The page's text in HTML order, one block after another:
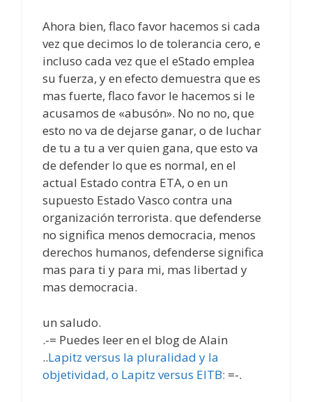
Ahora bien, flaco favor hacemos si cada
vez que decimos lo de tolerancia cero, e
incluso cada vez que el eStado emplea
su fuerza, y en efecto demuestra que es
mas fuerte, flaco favor le hacemos si le
acusamos de «abusón». No no no, que
esto no va de dejarse ganar, o de luchar
de tu a tu a ver quien gana, que esto va
de defender lo que es normal, en el
actual Estado contra ETA, o en un
supuesto Estado Vasco contra una
organización terrorista. que defenderse
no significa menos democracia, menos
derechos humanos, defenderse significa
mas para ti y para mi, mas libertad y
mas democracia.
un saludo.
.-= Puedes leer en el blog de Alain
..Lapitz versus la pluralidad y la
objetividad, o Lapitz versus EITB: =-.